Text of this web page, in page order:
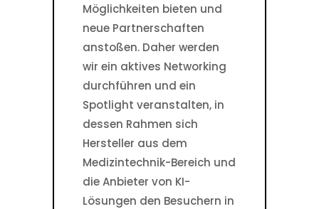
Möglichkeiten bieten und
neue Partnerschaften
anstoßen. Daher werden
wir ein aktives Networking
durchführen und ein
Spotlight veranstalten, in
dessen Rahmen sich
Hersteller aus dem
Medizintechnik-Bereich und
die Anbieter von KI-
Lösungen den Besuchern in